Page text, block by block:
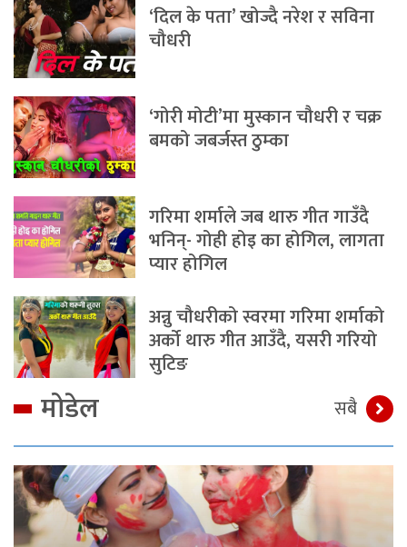
‘दिल के पता’ खोज्दै नरेश र सविना
चौधरी
‘गोरी मोटी’मा मुस्कान चौधरी र चक्र
बमको जबर्जस्त ठुम्का
गरिमा शर्माले जब थारु गीत गाउँदै
भनिन्- गोही होइ का होगिल, लागता
प्यार होगिल
अन्नु चौधरीको स्वरमा गरिमा शर्माको
अर्को थारु गीत आउँदै, यसरी गरियो
सुटिङ
मोडेल सबै